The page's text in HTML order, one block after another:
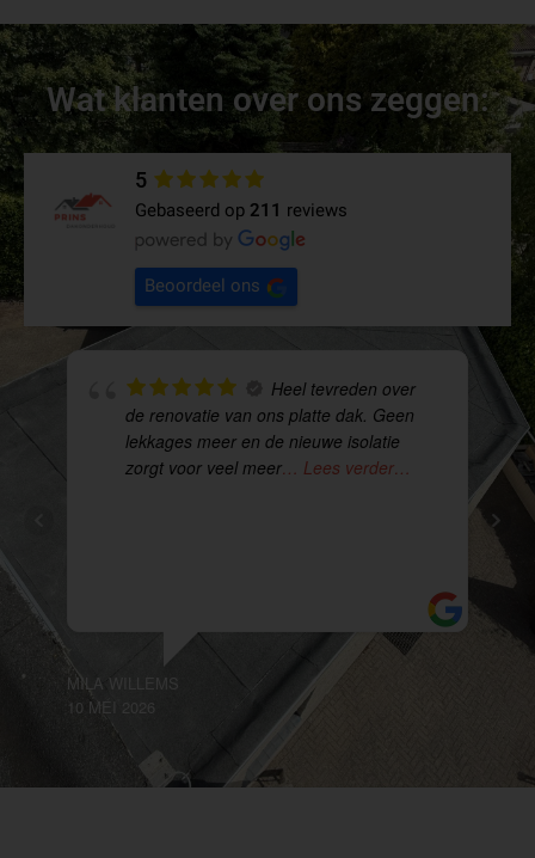
Wat klanten over ons zeggen:
5
Gebaseerd op 211 reviews
Beoordeel ons
Heel tevreden over
de renovatie van ons platte dak. Geen
lekkages meer en de nieuwe isolatie
zorgt voor veel meer… Lees verder…
MILA WILLEMS
10 MEI 2026